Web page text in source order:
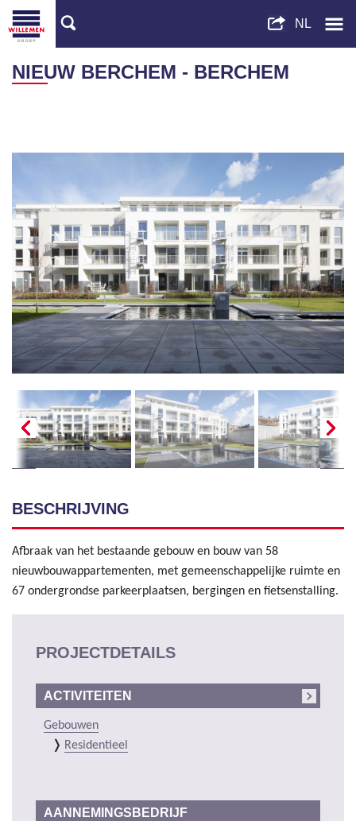
NIEUW BERCHEM - BERCHEM
BESCHRIJVING
Afbraak van het bestaande gebouw en bouw van 58
nieuwbouwappartementen, met gemeenschappelijke ruimte en
67 onder​grondse parkeerplaatsen, bergingen en fietsenstalling.
PROJECTDETAILS
ACTIVITEITEN
Gebouwen
Residentieel
AANNEMINGSBEDRIJF